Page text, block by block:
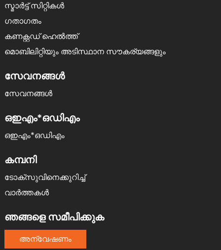
സ്മാർട്ട് സിറ്റികൾ
ഗതാഗതം
കണക്റ്റഡ് ഹെൽത്ത്
മൊബിലിറ്റിയും അടിസ്ഥാന സൗകര്യങ്ങളും
സേവനങ്ങള്‍
സേവനങ്ങൾ
ഒഇഎം*ഒഡിഎം
ഒഇഎം*ഒഡിഎം
കമ്പനി
ടോക്സുവിനെക്കുറിച്ച്
വാർത്തകൾ
ഞങ്ങളെ സമീപിക്കുക
അന്വേഷണം